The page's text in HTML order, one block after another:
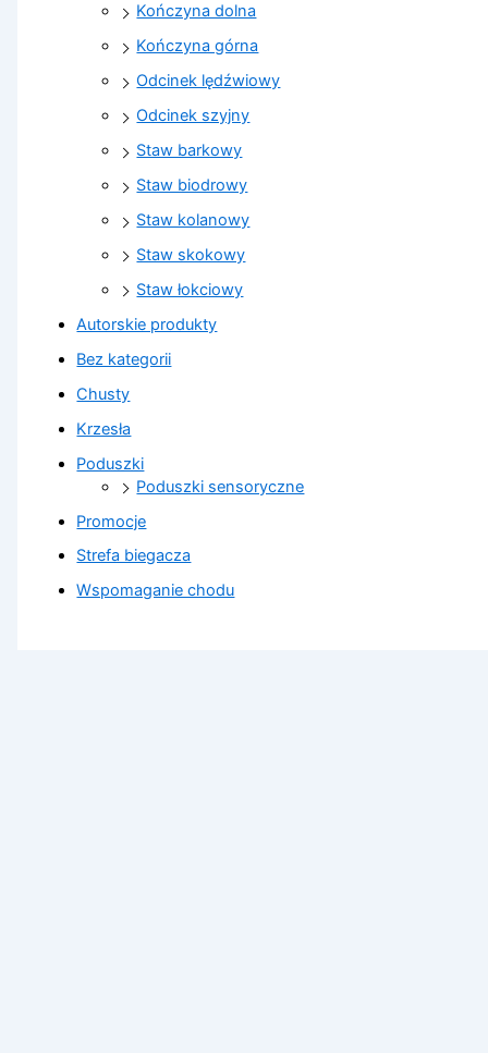
Kończyna dolna
Kończyna górna
Odcinek lędźwiowy
Odcinek szyjny
Staw barkowy
Staw biodrowy
Staw kolanowy
Staw skokowy
Staw łokciowy
Autorskie produkty
Bez kategorii
Chusty
Krzesła
Poduszki
Poduszki sensoryczne
Promocje
Strefa biegacza
Wspomaganie chodu